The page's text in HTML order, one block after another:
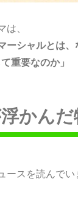
、
ーシャルとは
重要なのか」
かん
ースを読んでい